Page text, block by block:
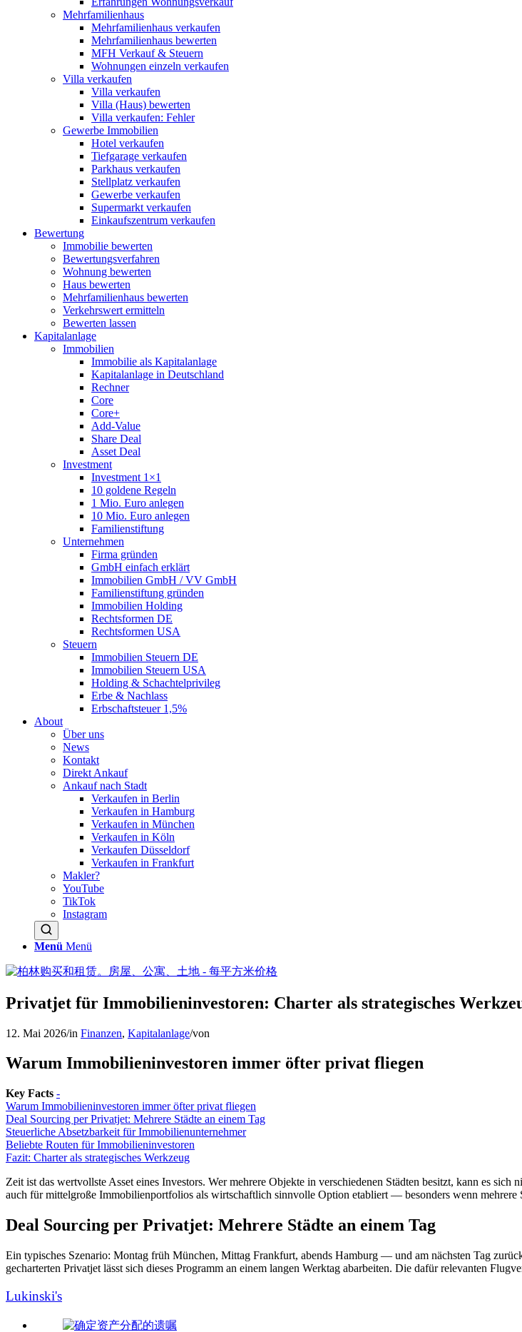
Mehrfamilienhaus
Mehrfamilienhaus verkaufen
Mehrfamilienhaus bewerten
MFH Verkauf & Steuern
Wohnungen einzeln verkaufen
Villa verkaufen
Villa verkaufen
Villa (Haus) bewerten
Villa verkaufen: Fehler
Gewerbe Immobilien
Hotel verkaufen
Tiefgarage verkaufen
Parkhaus verkaufen
Stellplatz verkaufen
Gewerbe verkaufen
Supermarkt verkaufen
Einkaufszentrum verkaufen
Bewertung
Immobilie bewerten
Bewertungsverfahren
Wohnung bewerten
Haus bewerten
Mehrfamilienhaus bewerten
Verkehrswert ermitteln
Bewerten lassen
Kapitalanlage
Immobilien
Immobilie als Kapitalanlage
Kapitalanlage in Deutschland
Rechner
Core
Core+
Add-Value
Share Deal
Asset Deal
Investment
Investment 1×1
10 goldene Regeln
1 Mio. Euro anlegen
10 Mio. Euro anlegen
Familienstiftung
Unternehmen
Firma gründen
GmbH einfach erklärt
Immobilien GmbH / VV GmbH
Familienstiftung gründen
Immobilien Holding
Rechtsformen DE
Rechtsformen USA
Steuern
Immobilien Steuern DE
Immobilien Steuern USA
Holding & Schachtelprivileg
Erbe & Nachlass
Erbschaftsteuer 1,5%
About
Über uns
News
Kontakt
Direkt Ankauf
Ankauf nach Stadt
Verkaufen in Berlin
Verkaufen in Hamburg
Verkaufen in München
Verkaufen in Köln
Verkaufen Düsseldorf
Verkaufen in Frankfurt
Makler?
YouTube
TikTok
Instagram
Menü Menü
Privatjet für Immobilieninvestoren: Charter als strategisches
12. Mai 2026/in Finanzen, Kapitalanlage/von
Warum Immobilieninvestoren immer öfter privat fliegen
Key Facts -
Warum Immobilieninvestoren immer öfter privat fliegen
Deal Sourcing per Privatjet: Mehrere Städte an einem Tag
Steuerliche Absetzbarkeit für Immobilienunternehmer
Beliebte Routen für Immobilieninvestoren
Fazit: Charter als strategisches Werkzeug
Zeit ist das wertvollste Asset eines Investors. Wer mehrere Objekte in verschiedenen Städten besitzt, kann es
auch für mittelgroße Immobilienportfolios als wirtschaftlich sinnvolle Option etabliert — besonders wenn mehrere
Deal Sourcing per Privatjet: Mehrere Städte an einem Tag
Ein typisches Szenario: Montag früh München, Mittag Frankfurt, abends Hamburg — und am nächsten Tag
gecharterten Privatjet lässt sich dieses Programm an einem langen Werktag abarbeiten. Die dafür relevanten
Lukinski's